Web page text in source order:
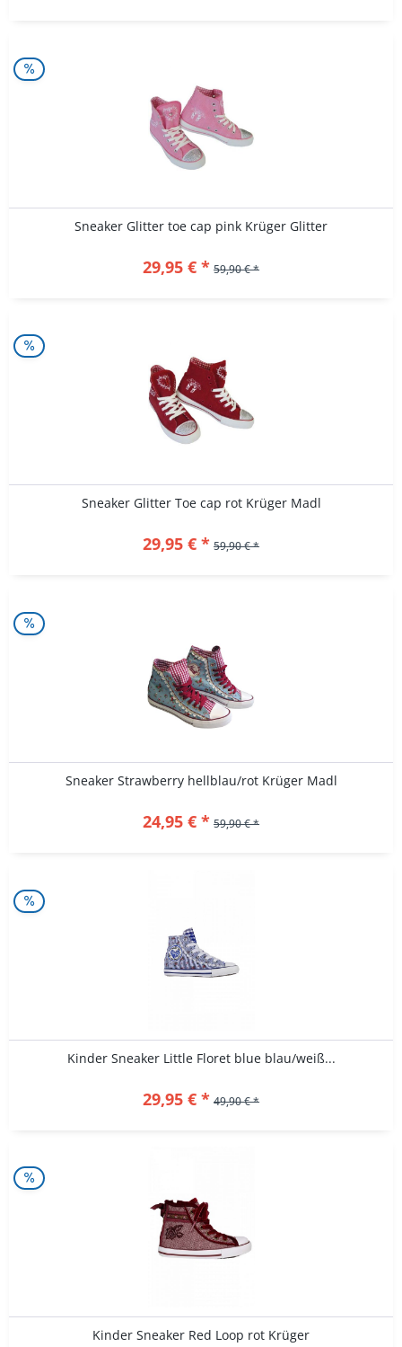
Sneaker Glitter toe cap pink Krüger Glitter
29,95 € * 59,90 € *
Sneaker Glitter Toe cap rot Krüger Madl
29,95 € * 59,90 € *
Sneaker Strawberry hellblau/rot Krüger Madl
24,95 € * 59,90 € *
Kinder Sneaker Little Floret blue blau/weiß...
29,95 € * 49,90 € *
Kinder Sneaker Red Loop rot Krüger